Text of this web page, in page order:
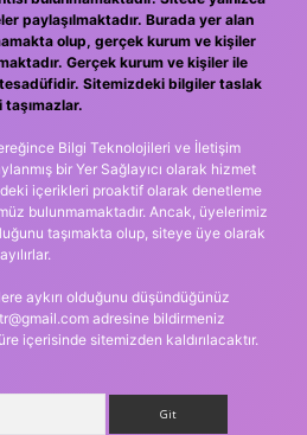
paylaşılmaktadır. Burada yer alan
olup, gerçek kurum ve kişiler
Gerçek kurum ve kişiler ile
Sitemizdeki bilgiler taslak
Bilgi Teknolojileri ve İletişim
bir Yer Sağlayıcı olarak hizmet
içerikleri proaktif olarak denetleme
bulunmamaktadır. Ancak, üyelerimiz
taşımakta olup, siteye üye olarak
aykırı olduğunu düşündüğünüz
adresine bildirmeniz
içerisinde sitemizden kaldırılacaktır.